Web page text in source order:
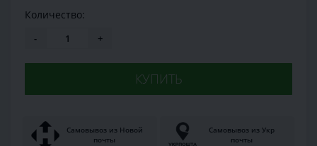
Количество:
- +
КУПИТЬ
Самовывоз из Новой
почты
Самовывоз из Укр
почты